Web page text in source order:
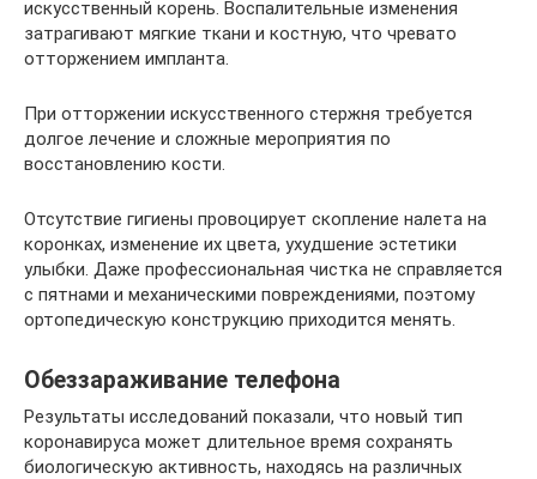
искусственный корень. Воспалительные изменения
затрагивают мягкие ткани и костную, что чревато
отторжением импланта.
При отторжении искусственного стержня требуется
долгое лечение и сложные мероприятия по
восстановлению кости.
Отсутствие гигиены провоцирует скопление налета на
коронках, изменение их цвета, ухудшение эстетики
улыбки. Даже профессиональная чистка не справляется
с пятнами и механическими повреждениями, поэтому
ортопедическую конструкцию приходится менять.
Обеззараживание телефона
Результаты исследований показали, что новый тип
коронавируса может длительное время сохранять
биологическую активность, находясь на различных